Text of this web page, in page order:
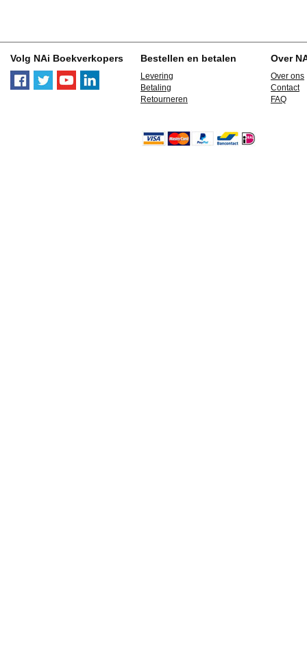
Volg NAi Boekverkopers Bestellen en betalen
Levering
Betaling
Retourneren
Over
Over ons
Contact
FAQ